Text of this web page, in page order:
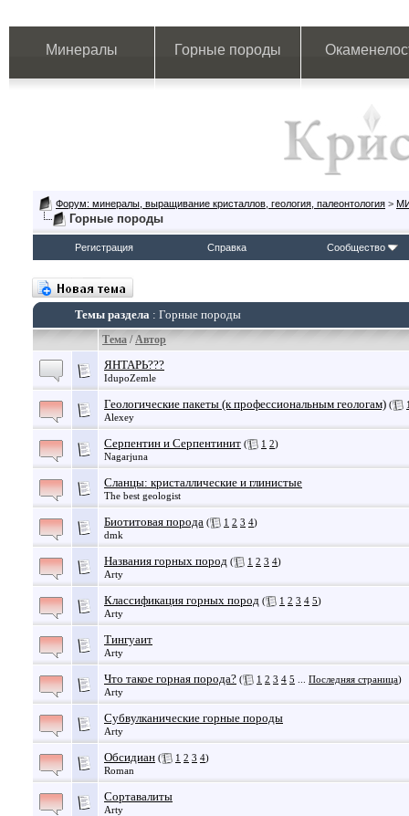
Минералы Горные породы
Форум: минералы, выращивание кристаллов, геология, палеонтология >
Горные породы
Регистрация Справка Сообщество
Темы раздела : Горные породы
Тема /Автор
ЯНТАРЬ???
IdupoZemle
Геологические пакеты (к профессиональным геологам) (
Alexey
Серпентин и Серпентинит ( 1 2)
Nagarjuna
Сланцы: кристаллические и глинистые
The best geologist
Биотитовая порода ( 1 2 3 4)
dmk
Названия горных пород ( 1 2 3 4)
Arty
Классификация горных пород ( 1 2 3 4 5)
Arty
Тингуаит
Arty
Что такое горная порода? ( 1 2 3 4 5 Последняя страница)
Arty
Субвулканические горные породы
Arty
Обсидиан ( 1 2 3 4)
Roman
Сортавалиты
Arty